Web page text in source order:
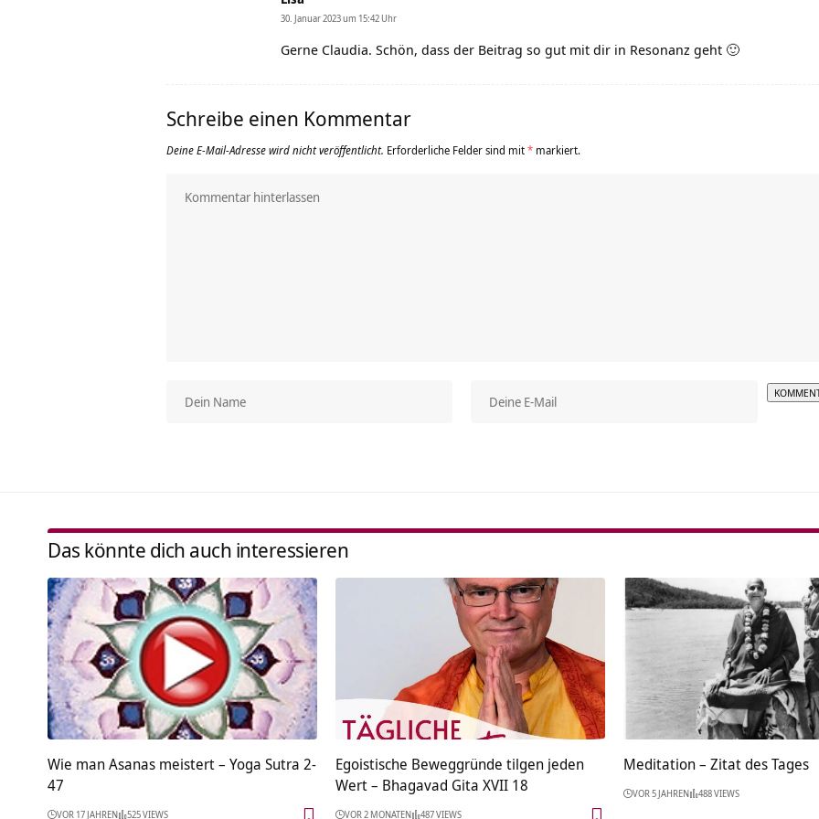
30. Januar 2023 um 15:42 Uhr
Gerne Claudia. Schön, dass der Beitrag so gut mit dir in Resonanz geht 🙂
Schreibe einen Kommentar
Deine E-Mail-Adresse wird nicht veröffentlicht. Erforderliche Felder sind mit* markiert.
Das könnte dich auch interessieren
Wie man Asanas meistert – Yoga Sutra 2-
47
VOR 17 JAHREN 525 VIEWS
Egoistische Beweggründe tilgen jeden
Wert – Bhagavad Gita XVII 18
VOR 2 MONATEN 487 VIEWS
Meditation – Zitat des Tages
VOR 5 JAHREN 488 VIEWS